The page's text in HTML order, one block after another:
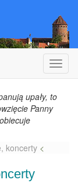
upały, to
Panny
koncerty <